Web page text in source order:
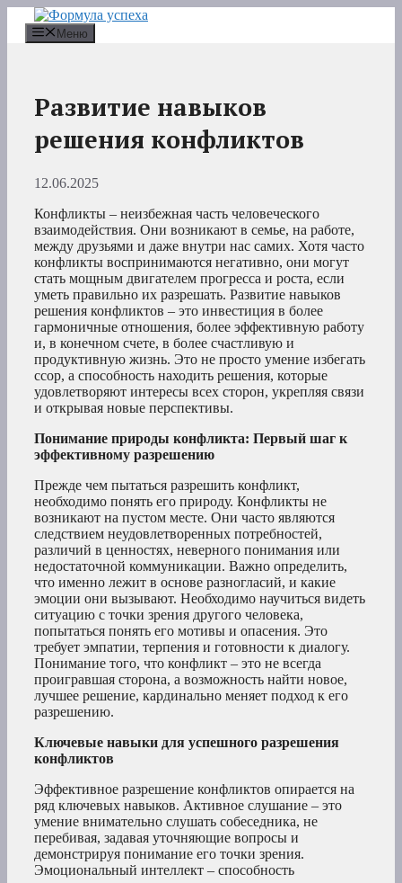
Перейти
содержимому
Меню
Развитие навыков
решения конфликтов
12.06.2025
Конфликты – неизбежная часть человеческого
взаимодействия. Они возникают в семье, на работе,
между друзьями и даже внутри нас самих. Хотя часто
конфликты воспринимаются негативно, они могут
стать мощным двигателем прогресса и роста, если
уметь правильно их разрешать. Развитие навыков
решения конфликтов – это инвестиция в более
гармоничные отношения, более эффективную работу
и, в конечном счете, в более счастливую и
продуктивную жизнь. Это не просто умение избегать
ссор, а способность находить решения, которые
удовлетворяют интересы всех сторон, укрепляя связи
и открывая новые перспективы.
Понимание природы конфликта: Первый шаг к
эффективному разрешению
Прежде чем пытаться разрешить конфликт,
необходимо понять его природу. Конфликты не
возникают на пустом месте. Они часто являются
следствием неудовлетворенных потребностей,
различий в ценностях, неверного понимания или
недостаточной коммуникации. Важно определить,
что именно лежит в основе разногласий, и какие
эмоции они вызывают. Необходимо научиться видеть
ситуацию с точки зрения другого человека,
попытаться понять его мотивы и опасения. Это
требует эмпатии, терпения и готовности к диалогу.
Понимание того, что конфликт – это не всегда
проигравшая сторона, а возможность найти новое,
лучшее решение, кардинально меняет подход к его
разрешению.
Ключевые навыки для успешного разрешения
конфликтов
Эффективное разрешение конфликтов опирается на
ряд ключевых навыков. Активное слушание – это
умение внимательно слушать собеседника, не
перебивая, задавая уточняющие вопросы и
демонстрируя понимание его точки зрения.
Эмоциональный интеллект – способность